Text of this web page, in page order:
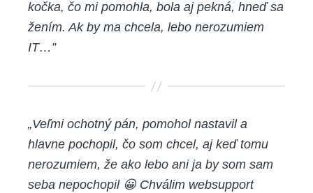
kočka, čo mi pomohla, bola aj pekná, hneď sa
žením. Ak by ma chcela, lebo nerozumiem
IT…”
„Veľmi ochotný pán, pomohol nastavil a
hlavne pochopil, čo som chcel, aj keď tomu
nerozumiem, že ako lebo ani ja by som sam
seba nepochopil 😀 Chválim websupport